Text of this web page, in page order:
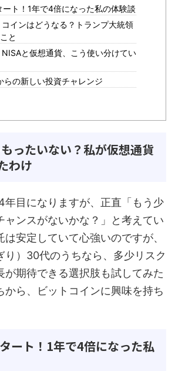
ト！1年で4倍になった私の体験談
インはどうなる？トランプ大統領
と
と仮想通貨、こう使い分けてい
らの新しい投資チャレンジ
ったいない？私が仮想通貨
わけ
年目になりますが、正直「もう少
ャンスがないかな？」と考えてい
は安定していて心強いのですが、
り）30代のうちなら、多少リスク
が期待できる選択肢も試してみた
から、ビットコインに興味を持ち
ート！1年で4倍になった私